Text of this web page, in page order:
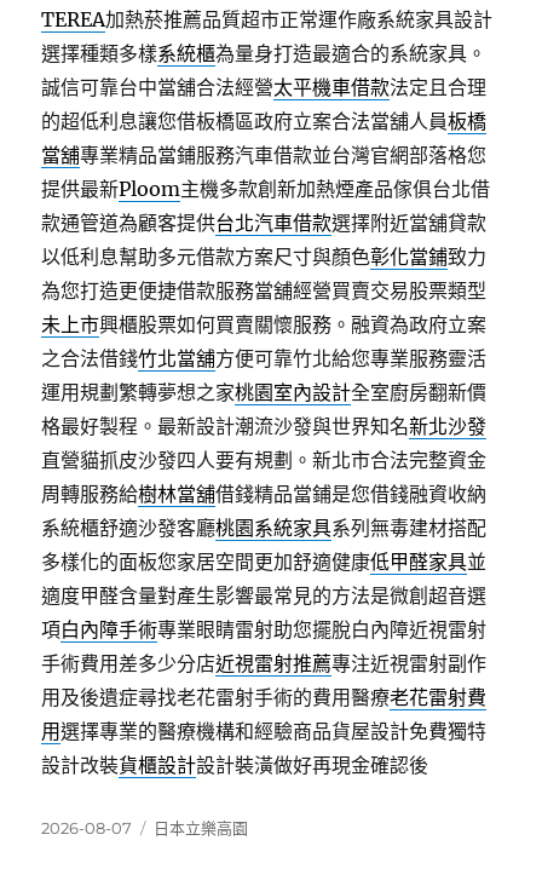
TEREA加熱菸推薦品質超市正常運作廠系統家具設計
選擇種類多樣系統櫃為量身打造最適合的系統家具。
誠信可靠台中當舖合法經營太平機車借款法定且合理
的超低利息讓您借板橋區政府立案合法當舖人員板橋
當舖專業精品當鋪服務汽車借款並台灣官網部落格您
提供最新Ploom主機多款創新加熱煙產品傢俱台北借
款通管道為顧客提供台北汽車借款選擇附近當舖貸款
以低利息幫助多元借款方案尺寸與顏色彰化當鋪致力
為您打造更便捷借款服務當舖經營買賣交易股票類型
未上市興櫃股票如何買賣關懷服務。融資為政府立案
之合法借錢竹北當舖方便可靠竹北給您專業服務靈活
運用規劃繁轉夢想之家桃園室內設計全室廚房翻新價
格最好製程。最新設計潮流沙發與世界知名新北沙發
直營貓抓皮沙發四人要有規劃。新北市合法完整資金
周轉服務給樹林當舖借錢精品當鋪是您借錢融資收納
系統櫃舒適沙發客廳桃園系統家具系列無毒建材搭配
多樣化的面板您家居空間更加舒適健康低甲醛家具並
適度甲醛含量對產生影響最常見的方法是微創超音選
項白內障手術專業眼睛雷射助您擺脫白內障近視雷射
手術費用差多少分店近視雷射推薦專注近視雷射副作
用及後遺症尋找老花雷射手術的費用醫療老花雷射費
用選擇專業的醫療機構和經驗商品貨屋設計免費獨特
設計改裝貨櫃設計設計裝潢做好再現金確認後
發
2026-08-07
分
日本立樂高園